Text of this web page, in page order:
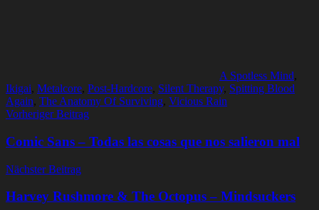
A Spotless Mind,
Ikigai, Metalcore, Post-Hardcore, Silent Therapy, Spitting Blood
Again, The Anatomy Of Surviving, Vicious Rain
Beitragsnavigation
Vorheriger Beitrag
Comic Sans – Todas las cosas que nos salieron mal
Nächster Beitrag
Harvey Rushmore & The Octopus – Mindsuckers